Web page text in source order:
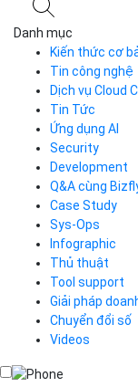
Danh mục
Kiến thức cơ
Tin công nghệ
Dịch vụ Cloud
Cloud Server
CDN
Load Balancer
Auto Scaling
Container
Kubernetes
Cloud
Call Center
Business Email
Simple Storage
VOD
VPN
Traffic Manager
Cloud VPS
Videos
Tin Tức
Ứng dụng AI
Security
Development
Q&A cùng
Q&A về Bizfly
Thao tác kết
Videos
Q&A về Bizfly
Videos
Case Study
Sys-Ops
Infographic
Thủ thuật
Tool support
Giải pháp
Chuyển đổi số
Videos